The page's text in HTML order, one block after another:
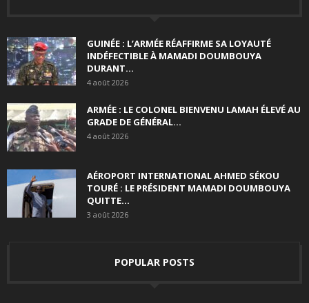
GUINÉE : L’ARMÉE RÉAFFIRME SA LOYAUTÉ
INDÉFECTIBLE À MAMADI DOUMBOUYA
DURANT...
4 août 2026
ARMÉE : LE COLONEL BIENVENU LAMAH ÉLEVÉ AU
GRADE DE GÉNÉRAL...
4 août 2026
AÉROPORT INTERNATIONAL AHMED SÉKOU
TOURÉ : LE PRÉSIDENT MAMADI DOUMBOUYA
QUITTE...
3 août 2026
POPULAR POSTS